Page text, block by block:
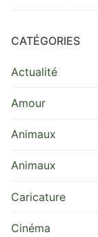
CATÉGORIES
Actualité
Amour
Animaux
Animaux
Caricature
Cinéma